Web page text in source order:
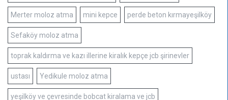
Merter moloz atma mini kepce perde beton kırmayeşilköy
Sefaköy moloz atma
toprak kaldırma ve kazı illerine kiralık kepçe jcb şirinevler
ustası Yedikule moloz atma
yeşilköy ve çevresinde bobcat kiralama ve jcb